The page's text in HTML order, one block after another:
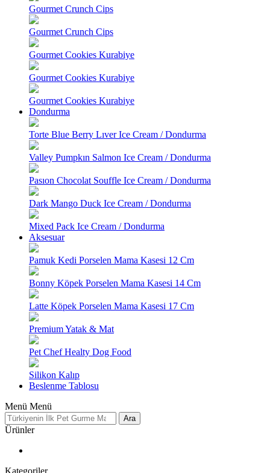
Gourmet Crunch Cips
Gourmet Crunch Cips
Gourmet Cookies Kurabiye
Gourmet Cookies Kurabiye
Gourmet Cookies Kurabiye
Dondurma
Torte Blue Berry Lıver Ice Cream / Dondurma
Valley Pumpkın Salmon Ice Cream / Dondurma
Pasıon Chocolat Souffle Ice Cream / Dondurma
Dark Mango Duck Ice Cream / Dondurma
Mixed Pack Ice Cream / Dondurma
Aksesuar
Pamuk Kedi Porselen Mama Kasesi 12 Cm
Bonny Köpek Porselen Mama Kasesi 14 Cm
Latte Köpek Porselen Mama Kasesi 17 Cm
Premium Yatak & Mat
Pet Chef Healty Dog Food
Silikon Kalıp
Beslenme Tablosu
Menü Menü
Ara
Ürünler
Kategoriler